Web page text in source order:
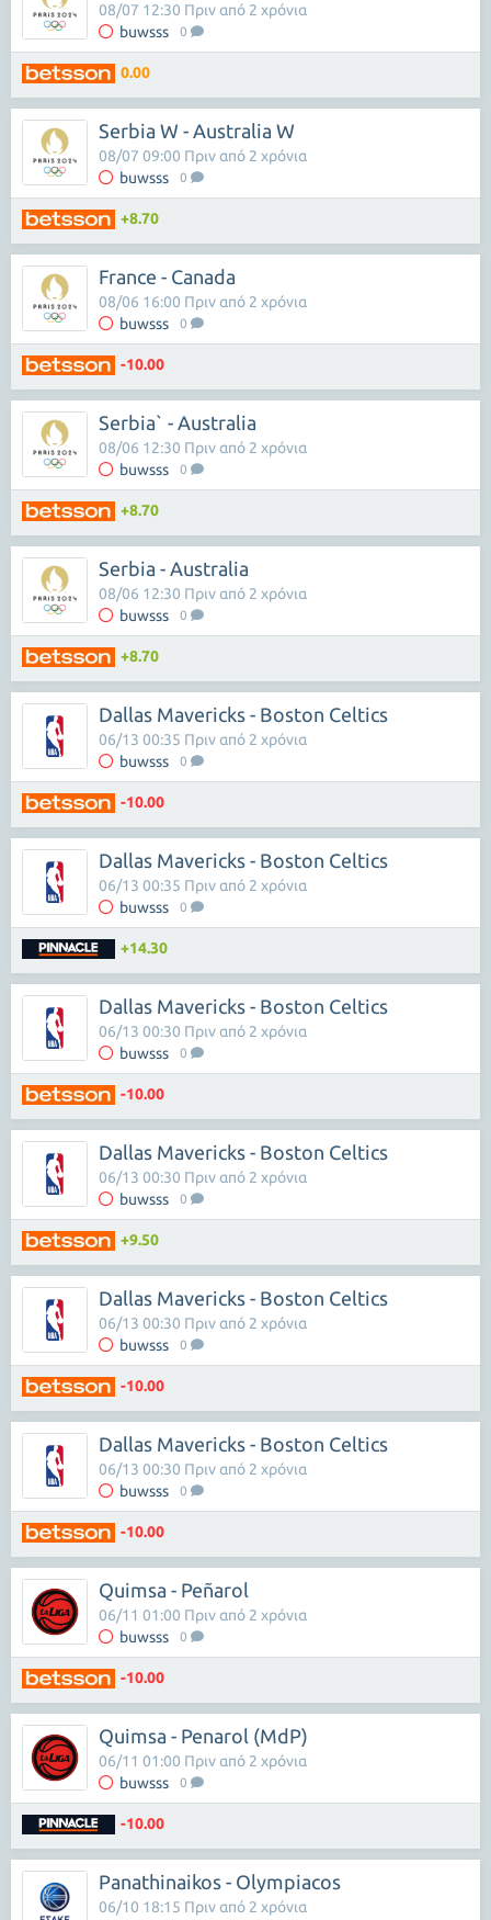
buwsss 0
08/07 12:30 Πριν από 2 χρόνια
0.00
Serbia W - Australia W
buwsss 0
08/07 09:00 Πριν από 2 χρόνια
+8.70
France - Canada
buwsss 0
08/06 16:00 Πριν από 2 χρόνια
-10.00
Serbia` - Australia
buwsss 0
08/06 12:30 Πριν από 2 χρόνια
+8.70
Serbia - Australia
buwsss 0
08/06 12:30 Πριν από 2 χρόνια
+8.70
Dallas Mavericks - Boston Celtics
buwsss 0
06/13 00:35 Πριν από 2 χρόνια
-10.00
Dallas Mavericks - Boston Celtics
buwsss 0
06/13 00:35 Πριν από 2 χρόνια
+14.30
Dallas Mavericks - Boston Celtics
buwsss 0
06/13 00:30 Πριν από 2 χρόνια
-10.00
Dallas Mavericks - Boston Celtics
buwsss 0
06/13 00:30 Πριν από 2 χρόνια
+9.50
Dallas Mavericks - Boston Celtics
buwsss 0
06/13 00:30 Πριν από 2 χρόνια
-10.00
Dallas Mavericks - Boston Celtics
buwsss 0
06/13 00:30 Πριν από 2 χρόνια
-10.00
Quimsa - Peñarol
buwsss 0
06/11 01:00 Πριν από 2 χρόνια
-10.00
Quimsa - Penarol (MdP)
buwsss 0
06/11 01:00 Πριν από 2 χρόνια
-10.00
Panathinaikos - Olympiacos
06/10 18:15 Πριν από 2 χρόνια